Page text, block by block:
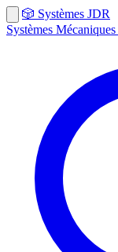
🎲 Systèmes JDR
Systèmes Mécaniques